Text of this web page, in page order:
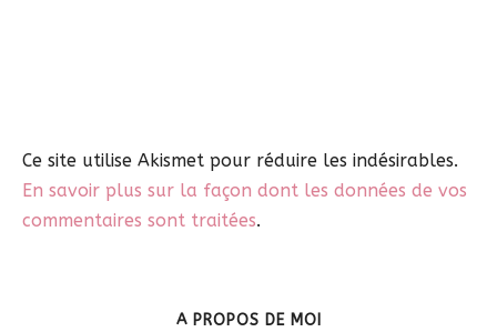
Ce site utilise Akismet pour réduire les indésirables.
En savoir plus sur la façon dont les données de vos
commentaires sont traitées.
A PROPOS DE MOI